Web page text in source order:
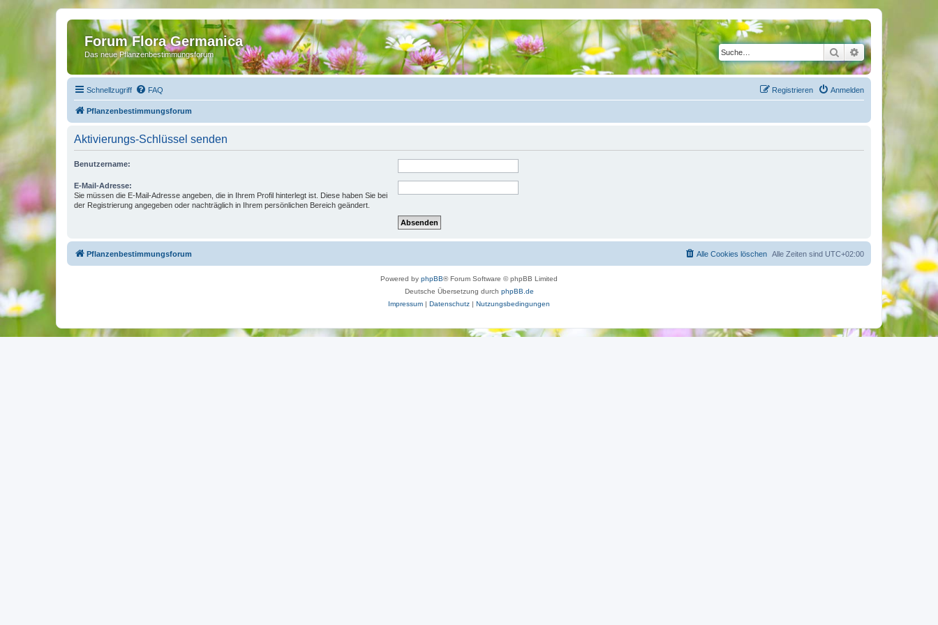
Forum Flora Germanica
Das neue Pflanzenbestimmungsforum SucheErweiterte Suche
Schnellzugriff FAQ Anmelden
Registrieren
Pflanzenbestimmungsforum
Aktivierungs-Schlüssel senden
Benutzername:
E-Mail-Adresse:
Sie müssen die E-Mail-Adresse angeben, die in Ihrem Profil hinterlegt ist. Diese haben Sie bei
der Registrierung angegeben oder nachträglich in Ihrem persönlichen Bereich geändert.
Pflanzenbestimmungsforum Alle Zeiten sind UTC+02:00
Alle Cookies löschen
Powered by phpBB® Forum Software © phpBB Limited
Deutsche Übersetzung durch phpBB.de
Impressum | Datenschutz | Nutzungsbedingungen